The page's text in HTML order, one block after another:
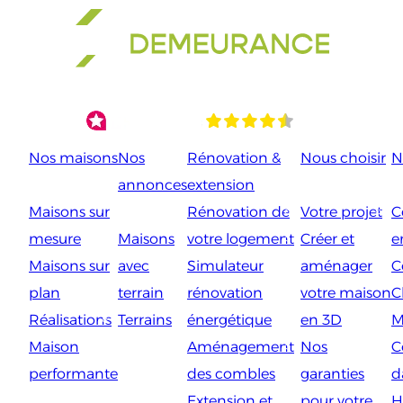
Nos maisons
Maisons sur
mesure
Maisons sur
plan
Réalisations
Maison
performante
Nos
annonces
Maisons
avec
terrain
Terrains
Rénovation &
extension
Rénovation de
votre logement
Simulateur
rénovation
énergétique
Aménagement
des combles
Nous choisir
Votre projet
Créer et
aménager
votre maison
en 3D
Nos
garanties